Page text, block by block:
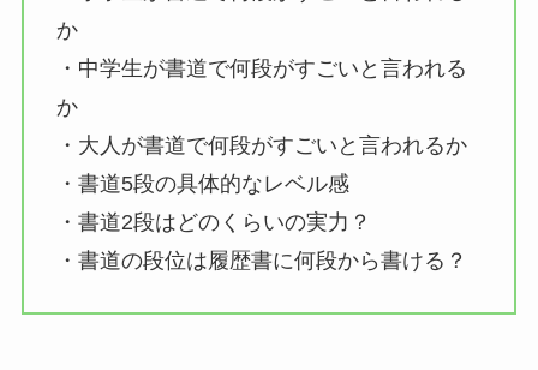
か
・中学生が書道で何段がすごいと言われる
か
・大人が書道で何段がすごいと言われるか
・書道5段の具体的なレベル感
・書道2段はどのくらいの実力？
・書道の段位は履歴書に何段から書ける？